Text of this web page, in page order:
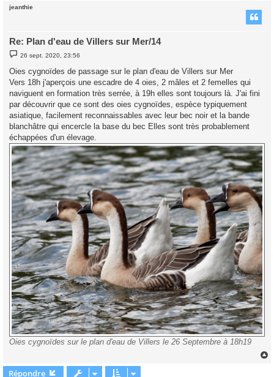
jeanthie
Re: Plan d'eau de Villers sur Mer/14
M
e
s
a
e
26 sept. 2020, 23:56
Oies cygnoïdes de passage sur le plan d'eau de Villers sur Mer
Vers 18h j'aperçois une escadre de 4 oies, 2 mâles et 2 femelles qui
naviguent en formation très serrée, à 19h elles sont toujours là. J'ai fini
par découvrir que ce sont des oies cygnoïdes, espèce typiquement
asiatique, facilement reconnaissables avec leur bec noir et la bande
blanchâtre qui encercle la base du bec Elles sont très probablement
échappées d'un élevage.
Oies cygnoïdes sur le plan d'eau de Villers le 26 Septembre à 18h19
Répondre